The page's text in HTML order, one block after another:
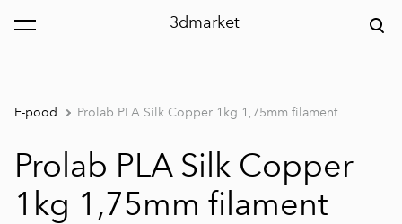
3dmarket
lisati ostukorvi. Vaata ostukorvi
E-pood Prolab PLA Silk Copper 1kg 1,75mm filament
Prolab PLA Silk Copper
1kg 1,75mm filament